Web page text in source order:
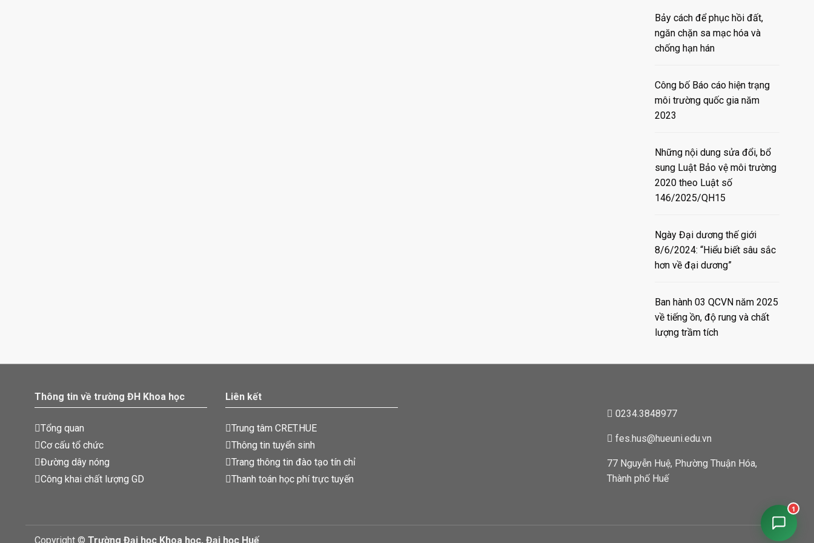
Bảy cách để phục hồi đất,
ngăn chặn sa mạc hóa và
chống hạn hán
Công bố Báo cáo hiện trạng
môi trường quốc gia năm
2023
Những nội dung sửa đổi, bổ
sung Luật Bảo vệ môi trường
2020 theo Luật số
146/2025/QH15
Ngày Đại dương thế giới
8/6/2024: “Hiểu biết sâu sắc
hơn về đại dương”
Ban hành 03 QCVN năm 2025
về tiếng ồn, độ rung và chất
lượng trầm tích
Thông tin về trường ĐH Khoa học
Tổng quan
Cơ cấu tổ chức
Đường dây nóng
Công khai chất lượng GD
Liên kết
Trung tâm CRET.HUE
Thông tin tuyển sinh
Trang thông tin đào tạo tín chỉ
Thanh toán học phí trực tuyến
0234.3848977
fes.hus@hueuni.edu.vn
77 Nguyễn Huệ, Phường Thuận Hóa,
Thành phố Huế
Copyright © Trường Đại học Khoa học, Đại học Huế
1